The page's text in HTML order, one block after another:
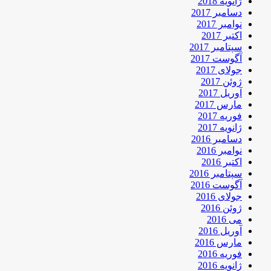
دسامبر 2017
نوامبر 2017
اکتبر 2017
سپتامبر 2017
آگوست 2017
جولای 2017
ژوئن 2017
آوریل 2017
مارس 2017
فوریه 2017
ژانویه 2017
دسامبر 2016
نوامبر 2016
اکتبر 2016
سپتامبر 2016
آگوست 2016
جولای 2016
ژوئن 2016
می 2016
آوریل 2016
مارس 2016
فوریه 2016
ژانویه 2016